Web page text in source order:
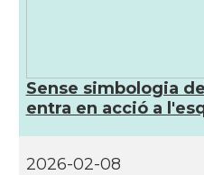
Sense simbologia
entra en acció a
2026-02-08